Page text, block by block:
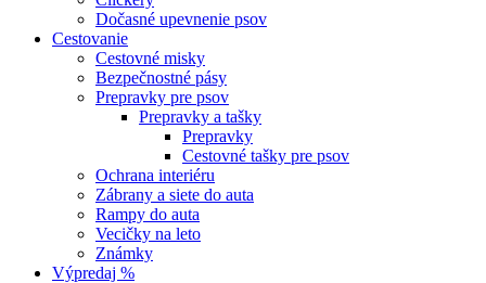
Dočasné upevnenie psov
Cestovanie
Cestovné misky
Bezpečnostné pásy
Prepravky pre psov
Prepravky a tašky
Prepravky
Cestovné tašky pre psov
Ochrana interiéru
Zábrany a siete do auta
Rampy do auta
Vecičky na leto
Známky
Výpredaj %